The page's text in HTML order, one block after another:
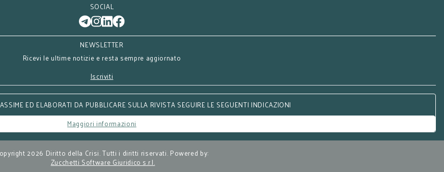
SOCIAL
NEWSLETTER
Ricevi le ultime notizie e resta sempre aggiornato
Iscriviti
ED ELABORATI DA PUBBLICARE SULLA RIVISTA SEGUIRE LE SEGUENTI INDICAZIONI
Maggiori informazioni
2026 Diritto della Crisi. Tutti i diritti riservati. Powered by:
Zucchetti Software Giuridico s.r.l.